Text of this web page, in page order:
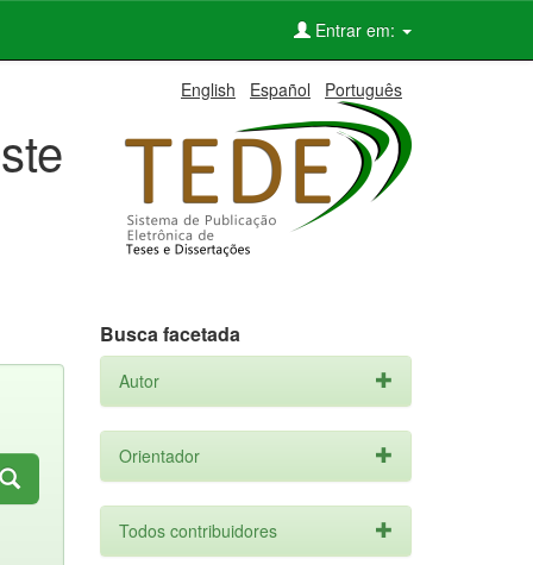
Entrar em:
English Español Português
Busca facetada
Autor
Orientador
Todos contribuidores